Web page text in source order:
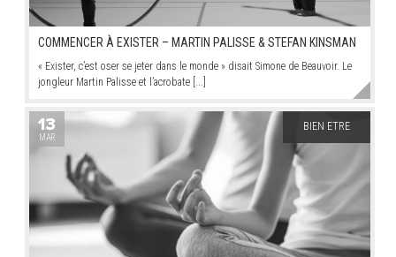
COMMENCER À EXISTER – MARTIN PALISSE & STEFAN KINSMAN
« Exister, c’est oser se jeter dans le monde » disait Simone de Beauvoir. Le
jongleur Martin Palisse et l’acrobate [...]
13
MAR
BIEN ETRE